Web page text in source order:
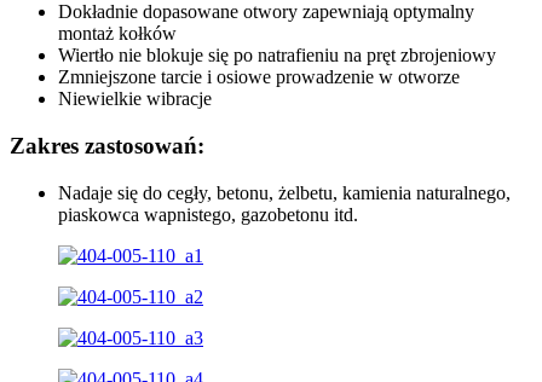
Dokładnie dopasowane otwory zapewniają optymalny
montaż kołków
Wiertło nie blokuje się po natrafieniu na pręt zbrojeniowy
Zmniejszone tarcie i osiowe prowadzenie w otworze
Niewielkie wibracje
Zakres zastosowań:
Nadaje się do cegły, betonu, żelbetu, kamienia naturalnego,
piaskowca wapnistego, gazobetonu itd.